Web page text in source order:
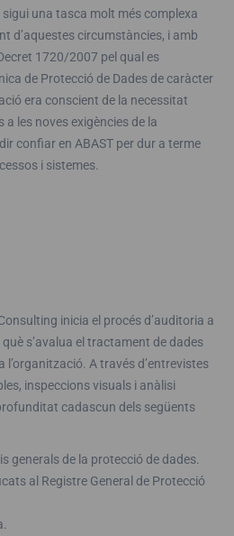
una tasca molt més complexa
d’aquestes circumstàncies, i amb
1720/2007 pel qual es
de Protecció de Dades de caràcter
era conscient de la necessitat
a les noves exigències de la
confiar en ABAST per dur a terme
i sistemes.
inicia el procés d’auditoria a
s’avalua el tractament de dades
A través d’entrevistes
inspeccions visuals i anàlisi
cadascun dels següents
generals de la protecció de dades.
al Registre General de Protecció